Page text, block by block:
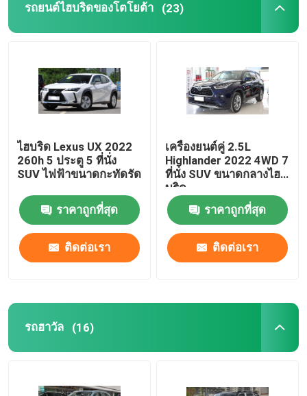
รถยนต์ฮุนได
รถยนต์ EV
รถขับเคลื่อนด้วยน้ำมัน
รถยนต์ไฟฟ้าโตโยต้า
รถยนต์ไฮบริดของโตโยต้า (23)
ไฮบริด Lexus UX 2022
260h 5 ประตู 5 ที่นั่ง
SUV ไฟฟ้าขนาดกะทัดรัด
ราคาถูกที่สุด
ติดต่อเรา
เครื่องยนต์คู่ 2.5L
Highlander 2022 4WD 7
ที่นั่ง SUV ขนาดกลางไฮ
บริด
ราคาถูกที่สุด
ติดต่อเรา
รถฮาวัล (16)